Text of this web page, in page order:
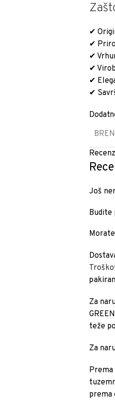
✔
✔
✔
✔
✔
✔
Još
Budite
Za
teže
Za
Prema
prema